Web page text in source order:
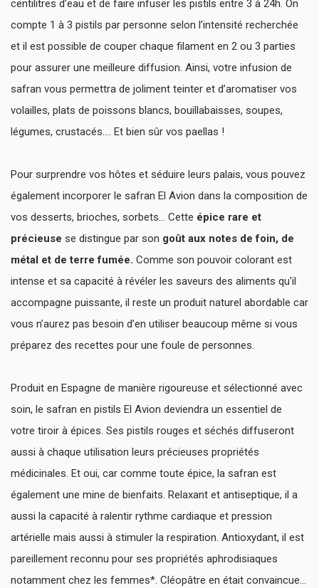
centilitres d’eau et de faire infuser les pistils entre 3 à 24h. On
compte 1 à 3 pistils par personne selon l’intensité recherchée
et il est possible de couper chaque filament en 2 ou 3 parties
pour assurer une meilleure diffusion. Ainsi, votre infusion de
safran vous permettra de joliment teinter et d’aromatiser vos
volailles, plats de poissons blancs, bouillabaisses, soupes,
légumes, crustacés…. Et bien sûr vos paellas !
Pour surprendre vos hôtes et séduire leurs palais, vous pouvez
également incorporer le safran El Avion dans la composition de
vos desserts, brioches, sorbets… Cette épice rare et
précieuse se distingue par son goût aux notes de foin, de
métal et de terre fumée. Comme son pouvoir colorant est
intense et sa capacité à révéler les saveurs des aliments qu'il
accompagne puissante, il reste un produit naturel abordable car
vous n’aurez pas besoin d’en utiliser beaucoup même si vous
préparez des recettes pour une foule de personnes.
Produit en Espagne de manière rigoureuse et sélectionné avec
soin, le safran en pistils El Avion deviendra un essentiel de
votre tiroir à épices. Ses pistils rouges et séchés diffuseront
aussi à chaque utilisation leurs précieuses propriétés
médicinales. Et oui, car comme toute épice, la safran est
également une mine de bienfaits. Relaxant et antiseptique, il a
aussi la capacité à ralentir rythme cardiaque et pression
artérielle mais aussi à stimuler la respiration. Antioxydant, il est
pareillement reconnu pour ses propriétés aphrodisiaques
notamment chez les femmes*. Cléopâtre en était convaincue…